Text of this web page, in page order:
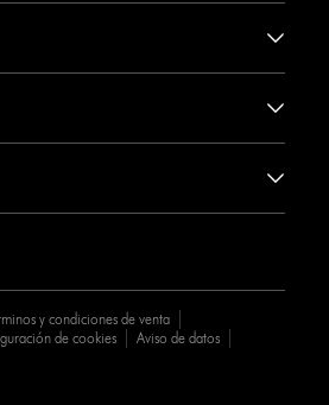
y condiciones de venta
de cookies
Aviso de datos